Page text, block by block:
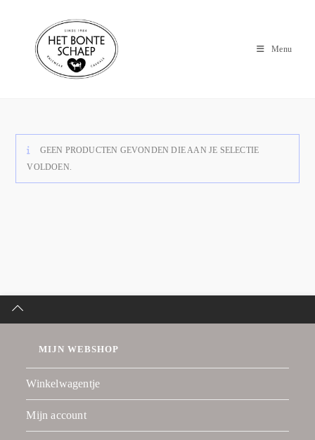
Menu
GEEN PRODUCTEN GEVONDEN DIE AAN JE SELECTIE
VOLDOEN.
MIJN WEBSHOP
Winkelwagentje
Mijn account